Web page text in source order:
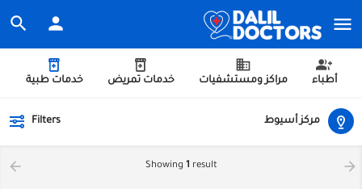
أطباء مراكز ومستشفيات خدمات تمريض خدمات طبية
مركز أسيوط Filters
Showing 1 result